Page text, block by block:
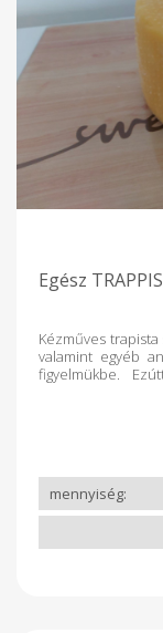
Egész
Kézműves
valamint egyéb
figyelmükbe.
változik!